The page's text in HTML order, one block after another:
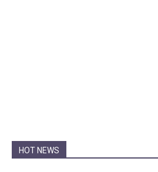
HOT NEWS